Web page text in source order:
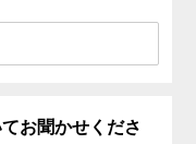
お聞かせくださ